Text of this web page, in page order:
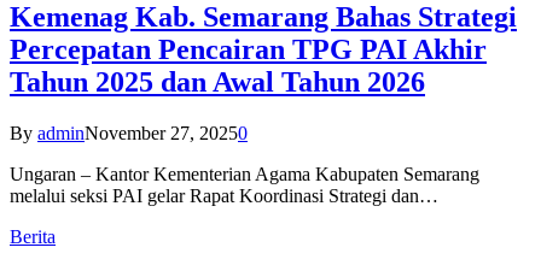
Kemenag Kab. Semarang Bahas Strategi
Percepatan Pencairan TPG PAI Akhir
Tahun 2025 dan Awal Tahun 2026
By adminNovember 27, 20250
Ungaran – Kantor Kementerian Agama Kabupaten Semarang
melalui seksi PAI gelar Rapat Koordinasi Strategi dan…
Berita